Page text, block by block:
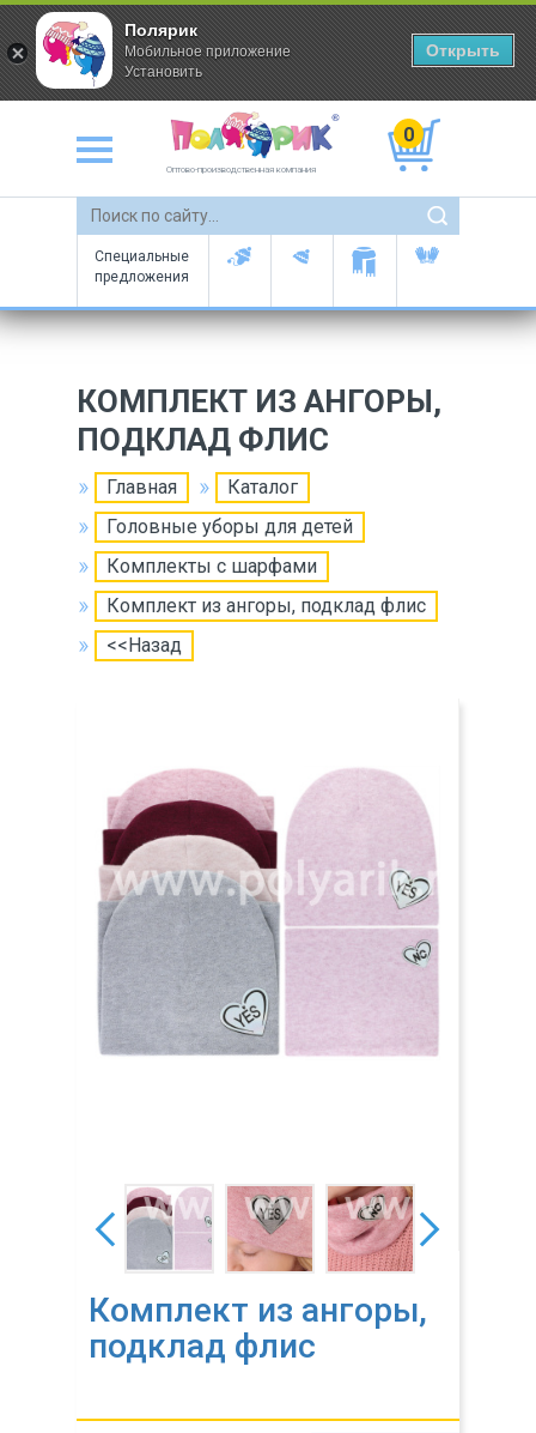
Оптово-производственная компания
0
Специальные
предложения
КОМПЛЕКТ ИЗ АНГОРЫ,
ПОДКЛАД ФЛИС
Главная
Каталог
Головные уборы для детей
Комплекты с шарфами
Комплект из ангоры, подклад флис
<<Назад
Комплект из ангоры,
подклад флис
Полярик
Мобильное приложение
Установить
Открыть